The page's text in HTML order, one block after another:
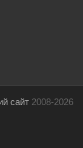
сайт 2008-2026